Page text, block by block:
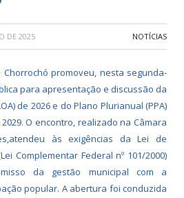
DE 2025 NOTÍCIAS
promoveu, nesta segunda-
para apresentação e discussão da
de 2026 e do Plano Plurianual (PPA)
O encontro, realizado na Câmara
às exigências da Lei de
Complementar Federal nº 101/2000)
da gestão municipal com a
popular. A abertura foi conduzida